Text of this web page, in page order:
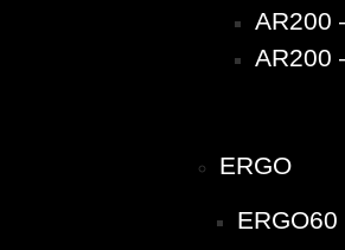
AR200
AR200
ERGO
ERGO60